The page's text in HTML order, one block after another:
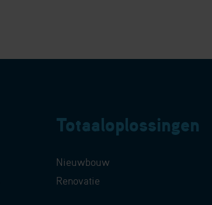
Totaaloplossingen
Nieuwbouw
Renovatie